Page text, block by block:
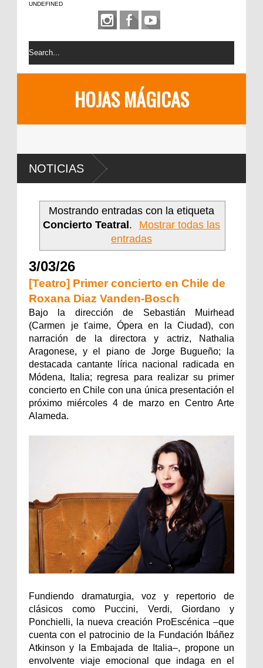
UNDEFINED
HOJAS MÁGICAS
NOTICIAS
Mostrando entradas con la etiqueta
Concierto Teatral .
Mostrar todas las
entradas
3/03/26
[Teatro] Primer concierto en Chile de
Roxana Diaz Vanden-Bosch
Bajo la dirección de Sebastián Muirhead
(Carmen je t'aime, Ópera en la Ciudad), con
narración de la directora y actriz, Nathalia
Aragonese, y el piano de Jorge Bugueño; la
destacada cantante lírica nacional radicada en
Módena, Italia; regresa para realizar su primer
concierto en Chile con una única presentación el
próximo miércoles 4 de marzo en Centro Arte
Alameda.
Fundiendo dramaturgia, voz y repertorio de
clásicos como Puccini, Verdi, Giordano y
Ponchielli, la nueva creación ProEscénica –que
cuenta con el patrocinio de la Fundación Ibáñez
Atkinson y la Embajada de Italia–, propone un
envolvente viaje emocional que indaga en el